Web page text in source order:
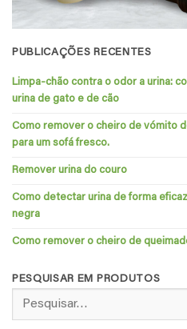
PUBLICAÇÕES RECENTES
Limpa-chão contra o odor a urina:
urina de gato e de cão
Como remover o cheiro de vómito
para um sofá fresco.
Remover urina do couro
Como detectar urina de forma
negra
Como remover o cheiro de
PESQUISAR EM PRODUTOS
por: